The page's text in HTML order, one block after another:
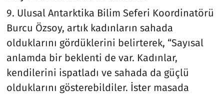
9. Ulusal Antarktika Bilim Seferi Koordinatörü
Burcu Özsoy, artık kadınların sahada
olduklarını gördüklerini belirterek, “Sayısal
anlamda bir beklenti de var. Kadınlar,
kendilerini ispatladı ve sahada da güçlü
olduklarını gösterebildiler. İster masada